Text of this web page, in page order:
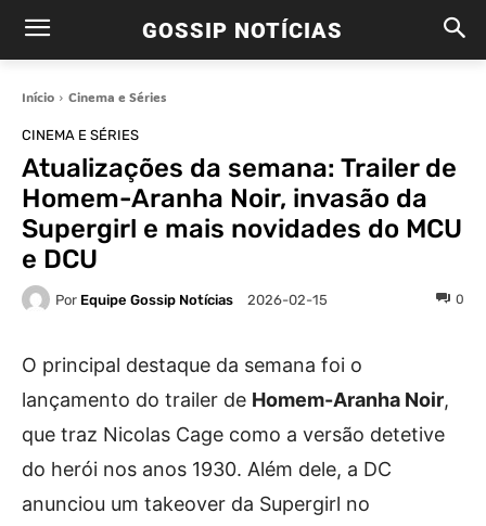
GOSSIP NOTÍCIAS
Início Cinema e Séries
CINEMA E SÉRIES
Atualizações da semana: Trailer de
Homem-Aranha Noir, invasão da
Supergirl e mais novidades do MCU
e DCU
Por Equipe Gossip Notícias 2026-02-15 0
O principal destaque da semana foi o
lançamento do trailer de Homem-Aranha Noir,
que traz Nicolas Cage como a versão detetive
do herói nos anos 1930. Além dele, a DC
anunciou um takeover da Supergirl no